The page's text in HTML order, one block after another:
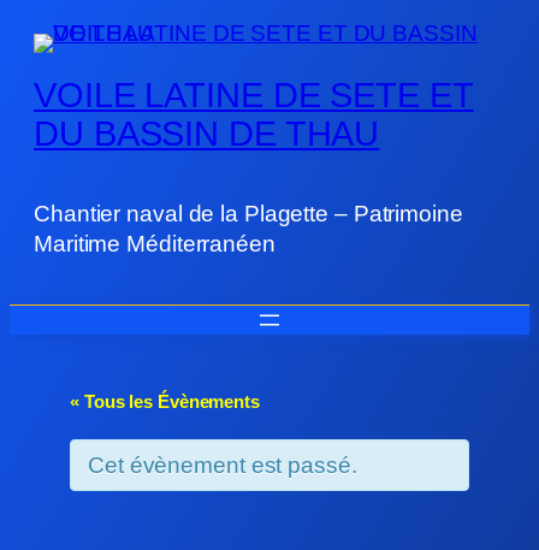
VOILE LATINE DE SETE ET
DU BASSIN DE THAU
Chantier naval de la Plagette – Patrimoine
Maritime Méditerranéen
« Tous les Évènements
Cet évènement est passé.